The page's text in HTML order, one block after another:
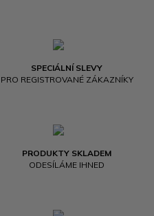
SPECIÁLNÍ SLEVY
PRO REGISTROVANÉ ZÁKAZNÍKY
PRODUKTY SKLADEM
ODESÍLÁME IHNED